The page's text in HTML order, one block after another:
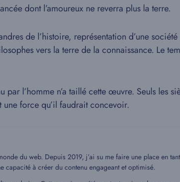
dont l’amoureux ne reverra plus la terre.
de l’histoire, représentation d’une
vers la terre de la connaissance. Le
l’homme n’a taillé cette œuvre. Seuls les
une force qu’il faudrait concevoir.
du web. Depuis 2019, j’ai su me faire une place en
capacité à créer du contenu engageant et optimisé.